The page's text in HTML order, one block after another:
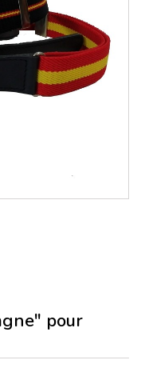
pour